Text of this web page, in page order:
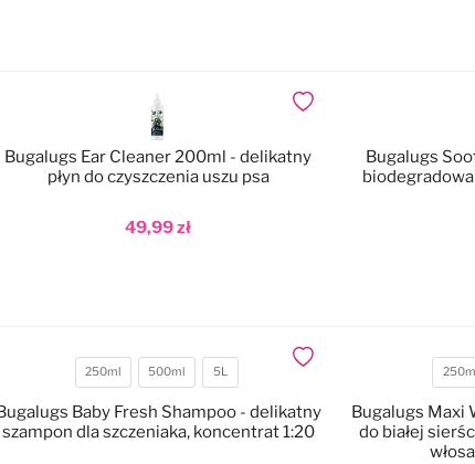
49,99 zł
Bugalugs Ear Cleaner 200ml - delikatny
płyn do czyszczenia uszu psa
Dodaj do ulubionych
Bugalugs
Pojemność
250ml 500ml 5L
Baby Fresh Shampoo - delikatny
szampon dla szczeniaka, koncentrat 1:20
Dodaj do ulubionych 250ml
Bugalugs Maxi
do białej